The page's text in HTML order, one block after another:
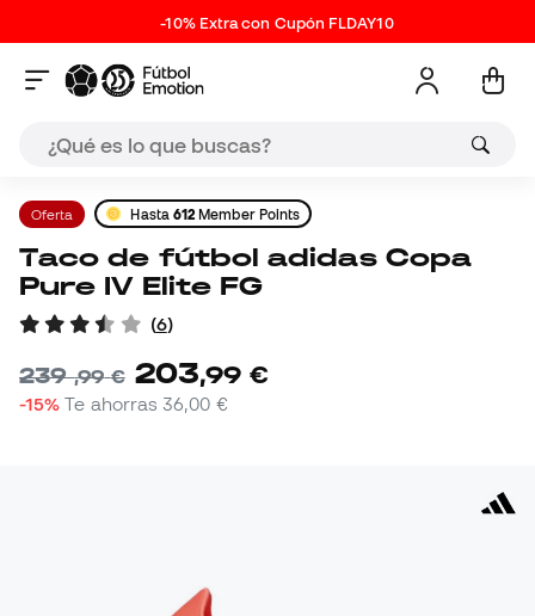
-10% Extra con Cupón FLDAY10
Oferta Hasta 612 Member Points
Taco de fútbol adidas Copa
Pure IV Elite FG
(6)
239,99 € 203,99 €
-15% Te ahorras36,00 €